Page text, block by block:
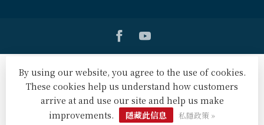
© Copyright 2026 天道北美網路書房 U.S. Tien Dao Books
Powered byLightspeed- Lightspeed designbyDyvelopment
By using our website, you agree to the use of cookies.
These cookies help us understand how customers
arrive at and use our site and help us make
improvements.
隱藏此信息 私隱政策 »